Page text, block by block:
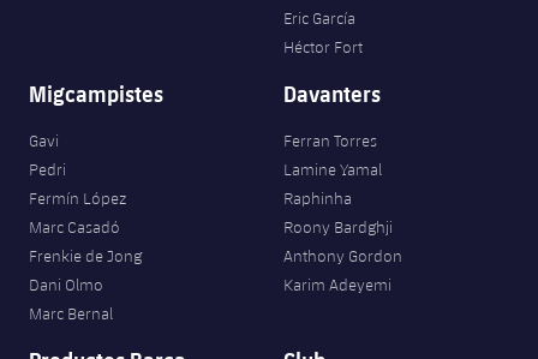
Eric García
Héctor Fort
Migcampistes
Gavi
Pedri
Fermín López
Marc Casadó
Frenkie de Jong
Dani Olmo
Marc Bernal
Davanters
Ferran Torres
Lamine Yamal
Raphinha
Roony Bardghji
Anthony Gordon
Karim Adeyemi